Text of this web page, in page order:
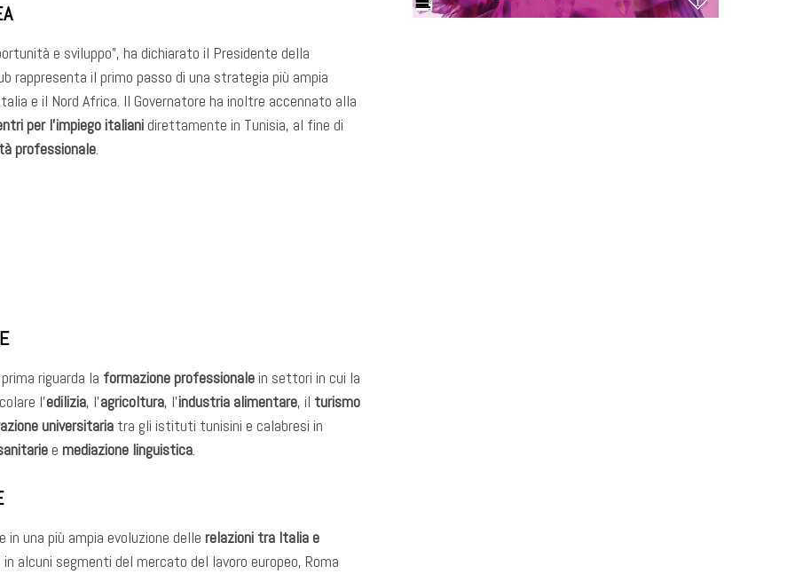
e sviluppo”, ha dichiarato il Presidente della
rappresenta il primo passo di una strategia più ampia
e il Nord Africa. Il Governatore ha inoltre accennato alla
per l’impiego italianidirettamente in Tunisia, al fine di
professionale.
riguarda la formazione professionalein settori in cui la
l’edilizia, l’agricoltura, l’industria alimentare, il turismo
universitaria tra gli istituti tunisini e calabresi in
e mediazione linguistica.
in una più ampia evoluzione delle relazioni tra Italia e
alcuni segmenti del mercato del lavoro europeo, Roma